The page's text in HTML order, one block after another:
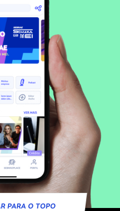
PARA O TOPO